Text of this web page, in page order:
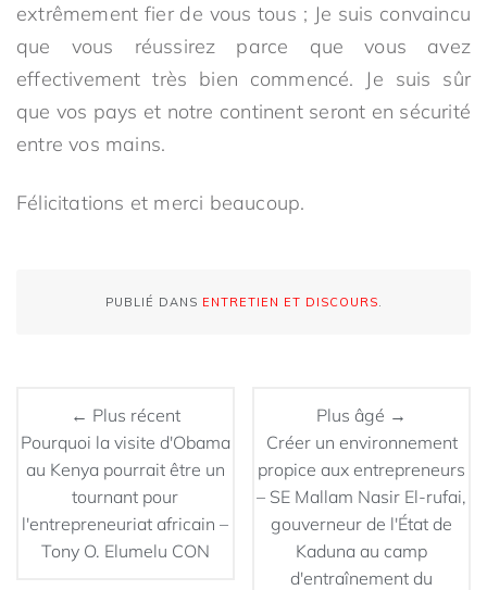
extrêmement fier de vous tous ; Je suis convaincu
que vous réussirez parce que vous avez
effectivement très bien commencé. Je suis sûr
que vos pays et notre continent seront en sécurité
entre vos mains.
Félicitations et merci beaucoup.
PUBLIÉ DANS ENTRETIEN ET DISCOURS.
← Plus récent
Pourquoi la visite d'Obama
au Kenya pourrait être un
tournant pour
l'entrepreneuriat africain –
Tony O. Elumelu CON
Plus âgé →
Créer un environnement
propice aux entrepreneurs
– SE Mallam Nasir El-rufai,
gouverneur de l'État de
Kaduna au camp
d'entraînement du